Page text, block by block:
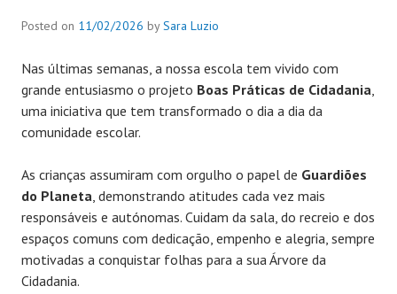
Posted on 11/02/2026 bySara Luzio
Nas últimas semanas, a nossa escola tem vivido com
grande entusiasmo o projeto Boas Práticas de Cidadania,
uma iniciativa que tem transformado o dia a dia da
comunidade escolar.
As crianças assumiram com orgulho o papel de Guardiões
do Planeta, demonstrando atitudes cada vez mais
responsáveis e autónomas. Cuidam da sala, do recreio e dos
espaços comuns com dedicação, empenho e alegria, sempre
motivadas a conquistar folhas para a sua Árvore da
Cidadania.